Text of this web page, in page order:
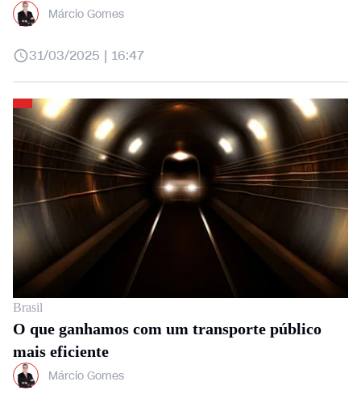
Márcio Gomes
31/03/2025 | 16:47
Brasil
O que ganhamos com um transporte público
mais eficiente
Márcio Gomes